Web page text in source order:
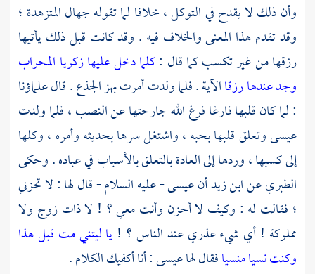
وأن ذلك لا يقدح في التوكل ، خلافا لما تقوله جهال المتزهدة ؛
وقد تقدم هذا المعنى والخلاف فيه . وقد كانت قبل ذلك يأتيها
رزقها من غير تكسب كما قال :كلما دخل عليها زكريا المحراب
وجد عندها رزقاالآية . فلما ولدت أمرت بهز الجذع . قال علماؤنا
: لما كان قلبها فارغا فرغ الله جارحتها عن النصب ، فلما ولدت
عيسىوتعلق قلبها بحبه ، واشتغل سرها بحديثه وأمره ، وكلها
إلى كسبها ، وردها إلى العادة بالتعلق بالأسباب في عباده . وحكى
الطبريعنابن زيدأنعيسى- عليه السلام - قال لها : لا تحزني
؛ فقالت له : وكيف لا أحزن وأنت معي ؟ ! لا ذات زوج ولا
مملوكة ! أي شيء عذري عند الناس ؟ ! يا ليتني مت قبل هذا
وكنت نسيا منسيافقال لهاعيسى: أنا أكفيك الكلام .